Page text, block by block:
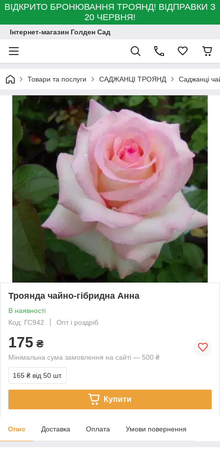
ВІДКРИТО БРОНЮВАННЯ ТРОЯНД! ВІДПРАВКИ З
20 ЧЕРВНЯ!
Інтернет-магазин Голден Сад
Товари та послуги САДЖАНЦІ ТРОЯНД Саджанці
Троянда чайно-гібридна Анна
В наявності
Код: ГС942
Опт і роздріб
175 ₴
Мінімальна сума замовлення на сайті — 500 ₴
165 ₴ від 50 шт.
Купити
Опис Доставка Оплата Умови повернення